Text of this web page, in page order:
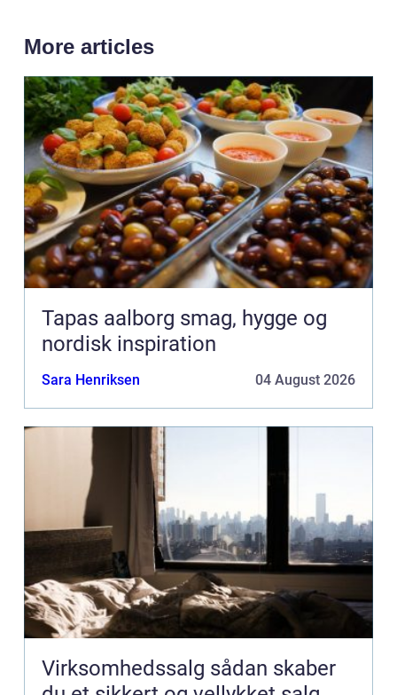
More articles
Tapas aalborg smag, hygge og
nordisk inspiration
Sara Henriksen 04 August 2026
Virksomhedssalg sådan skaber